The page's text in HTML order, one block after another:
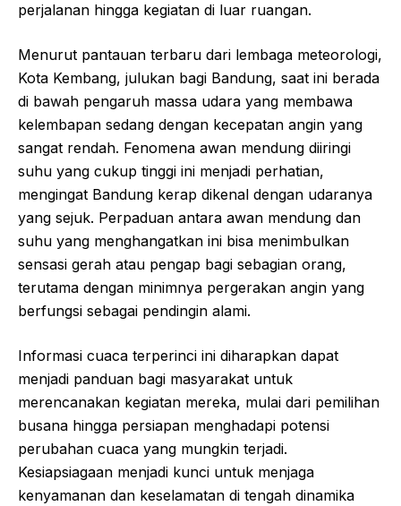
perjalanan hingga kegiatan di luar ruangan.
Menurut pantauan terbaru dari lembaga meteorologi,
Kota Kembang, julukan bagi Bandung, saat ini berada
di bawah pengaruh massa udara yang membawa
kelembapan sedang dengan kecepatan angin yang
sangat rendah. Fenomena awan mendung diiringi
suhu yang cukup tinggi ini menjadi perhatian,
mengingat Bandung kerap dikenal dengan udaranya
yang sejuk. Perpaduan antara awan mendung dan
suhu yang menghangatkan ini bisa menimbulkan
sensasi gerah atau pengap bagi sebagian orang,
terutama dengan minimnya pergerakan angin yang
berfungsi sebagai pendingin alami.
Informasi cuaca terperinci ini diharapkan dapat
menjadi panduan bagi masyarakat untuk
merencanakan kegiatan mereka, mulai dari pemilihan
busana hingga persiapan menghadapi potensi
perubahan cuaca yang mungkin terjadi.
Kesiapsiagaan menjadi kunci untuk menjaga
kenyamanan dan keselamatan di tengah dinamika